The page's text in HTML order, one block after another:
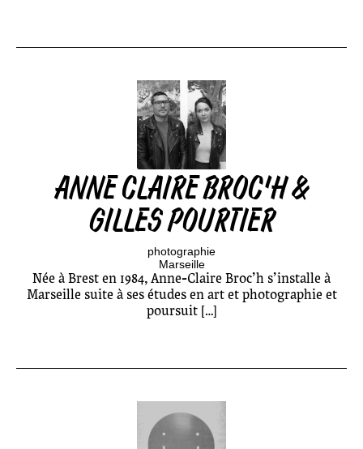
ANNE CLAIRE BROC’H &
GILLES POURTIER
photographie
Marseille
Née à Brest en 1984, Anne-Claire Broc’h s’installe à
Marseille suite à ses études en art et photographie et
poursuit […]